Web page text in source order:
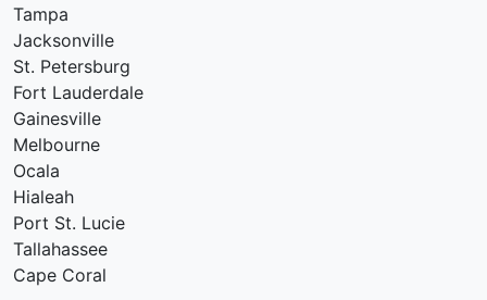
Tampa
Jacksonville
St. Petersburg
Fort Lauderdale
Gainesville
Melbourne
Ocala
Hialeah
Port St. Lucie
Tallahassee
Cape Coral